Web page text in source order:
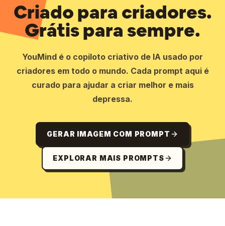
Criado para criadores.
Grátis para sempre.
YouMind é o copiloto criativo de IA usado por
criadores em todo o mundo. Cada prompt aqui é
curado para ajudar a criar melhor e mais
depressa.
GERAR IMAGEM COM PROMPT
EXPLORAR MAIS PROMPTS